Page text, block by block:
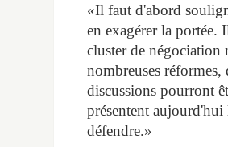
«Il faut d'abord
en exagérer la portée.
cluster de négociation
nombreuses réformes,
discussions pourront
présentent aujourd'hui
défendre.»